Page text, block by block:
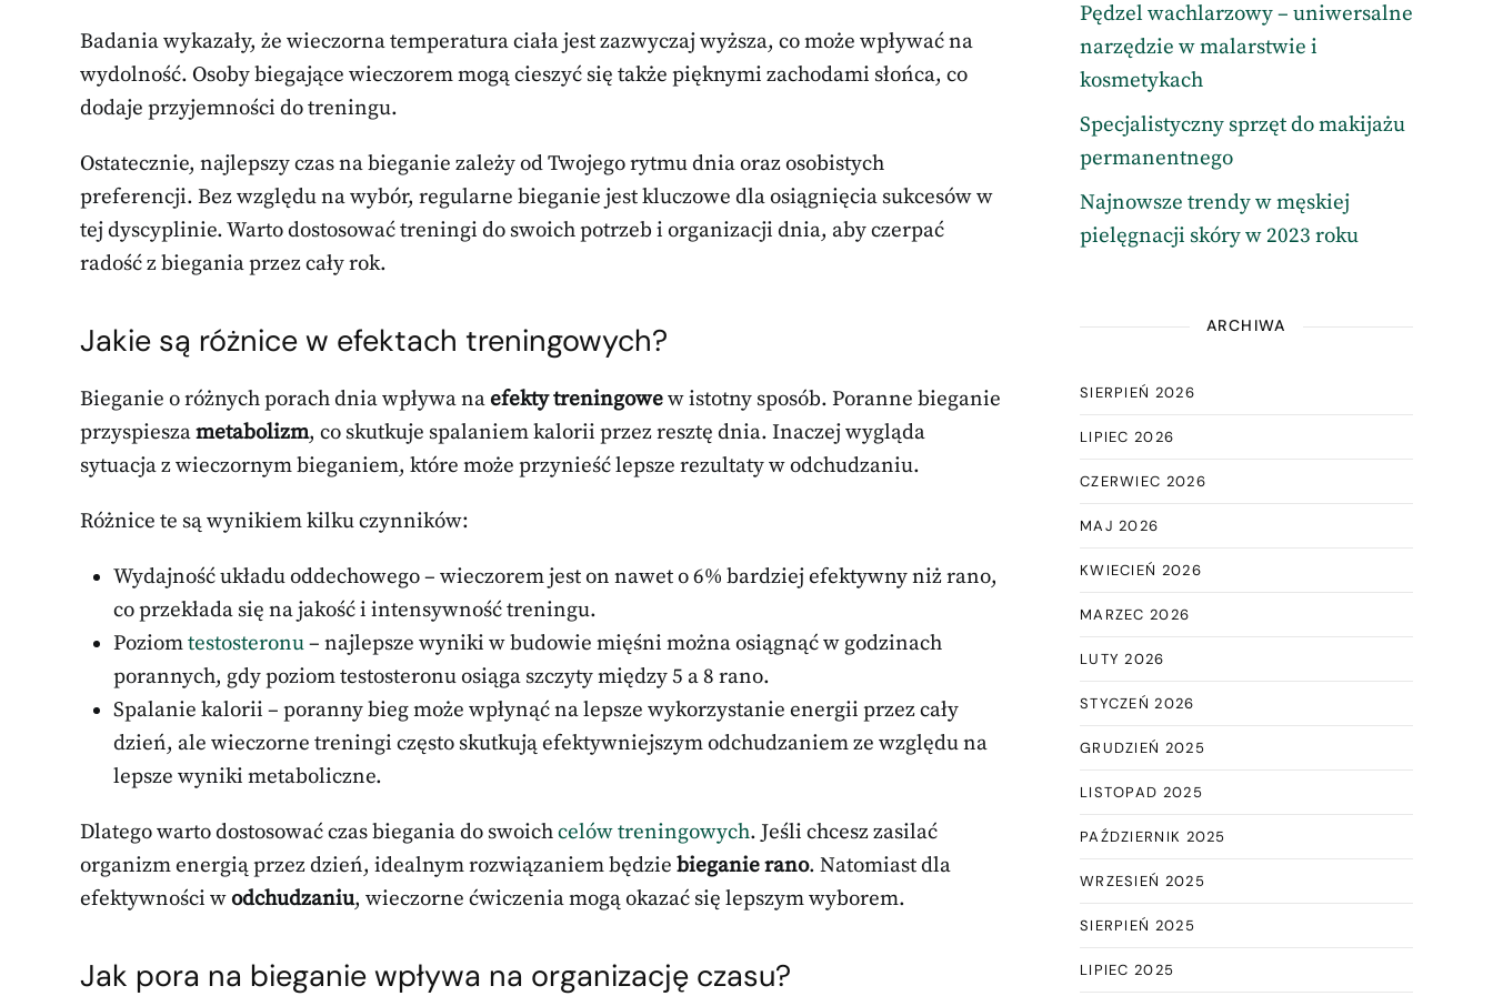
Badania wykazały, że wieczorna temperatura ciała jest zazwyczaj wyższa, co może wpływać na
wydolność. Osoby biegające wieczorem mogą cieszyć się także pięknymi zachodami słońca, co
dodaje przyjemności do treningu.
Ostatecznie, najlepszy czas na bieganie zależy od Twojego rytmu dnia oraz osobistych
preferencji. Bez względu na wybór, regularne bieganie jest kluczowe dla osiągnięcia sukcesów w
tej dyscyplinie. Warto dostosować treningi do swoich potrzeb i organizacji dnia, aby czerpać
radość z biegania przez cały rok.
Jakie są różnice w efektach treningowych?
Bieganie o różnych porach dnia wpływa naefekty treningowew istotny sposób. Poranne bieganie
przyspieszametabolizm, co skutkuje spalaniem kalorii przez resztę dnia. Inaczej wygląda
sytuacja z wieczornym bieganiem, które może przynieść lepsze rezultaty w odchudzaniu.
Różnice te są wynikiem kilku czynników:
Wydajność układu oddechowego – wieczorem jest on nawet o 6% bardziej efektywny niż rano,
co przekłada się na jakość i intensywność treningu.
Poziomtestosteronu– najlepsze wyniki w budowie mięśni można osiągnąć w godzinach
porannych, gdy poziom testosteronu osiąga szczyty między 5 a 8 rano.
Spalanie kalorii – poranny bieg może wpłynąć na lepsze wykorzystanie energii przez cały
dzień, ale wieczorne treningi często skutkują efektywniejszym odchudzaniem ze względu na
lepsze wyniki metaboliczne.
Dlatego warto dostosować czas biegania do swoichcelów treningowych. Jeśli chcesz zasilać
organizm energią przez dzień, idealnym rozwiązaniem będzie bieganie rano. Natomiast dla
efektywności wodchudzaniu, wieczorne ćwiczenia mogą okazać się lepszym wyborem.
Jak pora na bieganie wpływa na organizację czasu?
Pędzel wachlarzowy – uniwersalne
narzędzie w malarstwie i
kosmetykach
Specjalistyczny sprzęt do makijażu
permanentnego
Najnowsze trendy w męskiej
pielęgnacji skóry w 2023 roku
ARCHIWA
SIERPIEŃ 2026
LIPIEC 2026
CZERWIEC 2026
MAJ 2026
KWIECIEŃ 2026
MARZEC 2026
LUTY 2026
STYCZEŃ 2026
GRUDZIEŃ 2025
LISTOPAD 2025
PAŹDZIERNIK 2025
WRZESIEŃ 2025
SIERPIEŃ 2025
LIPIEC 2025